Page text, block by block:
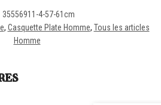
35556911-4-57-61cm
, Casquette Plate Homme, Tous les articles
Homme